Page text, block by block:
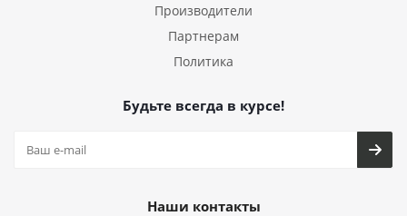
Производители
Партнерам
Политика
Будьте всегда в курсе!
Наши контакты